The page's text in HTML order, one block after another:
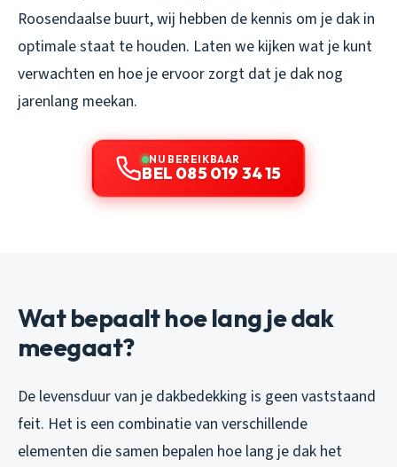
Roosendaalse buurt, wij hebben de kennis om je dak in
optimale staat te houden. Laten we kijken wat je kunt
verwachten en hoe je ervoor zorgt dat je dak nog
jarenlang meekan.
NU BEREIKBAAR
BEL 085 019 34 15
Wat bepaalt hoe lang je dak
meegaat?
De levensduur van je dakbedekking is geen vaststaand
feit. Het is een combinatie van verschillende
elementen die samen bepalen hoe lang je dak het